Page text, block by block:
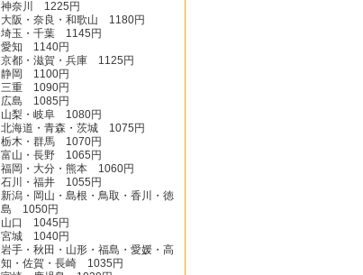
神奈川 1225円
大阪・奈良・和歌山 1180円
埼玉・千葉 1145円
愛知 1140円
京都・滋賀・兵庫 1125円
静岡 1100円
三重 1090円
広島 1085円
山梨・岐阜 1080円
北海道・青森・茨城 1075円
栃木・群馬 1070円
富山・長野 1065円
福岡・大分・熊本 1060円
石川・福井 1055円
新潟・岡山・島根・鳥取・香川・徳
島 1050円
山口 1045円
宮城 1040円
岩手・秋田・山形・福島・愛媛・高
知・佐賀・長崎 1035円